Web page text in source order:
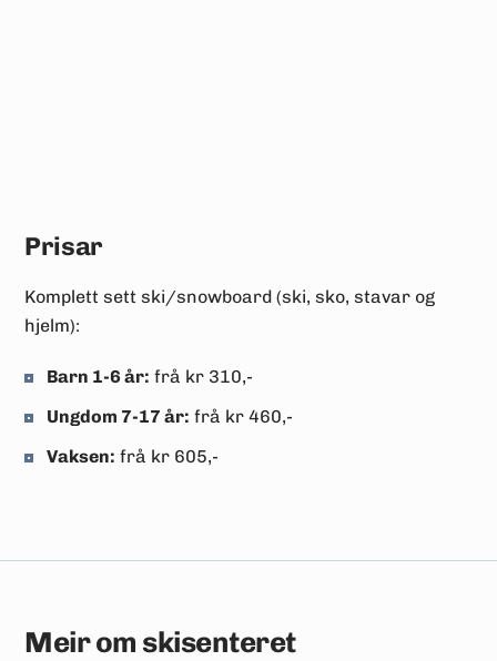
Prisar
Komplett sett ski/snowboard (ski, sko, stavar og
hjelm):
Barn 1-6 år: frå kr 310,-
Ungdom 7-17 år: frå kr 460,-
Vaksen: frå kr 605,-
Meir om skisenteret